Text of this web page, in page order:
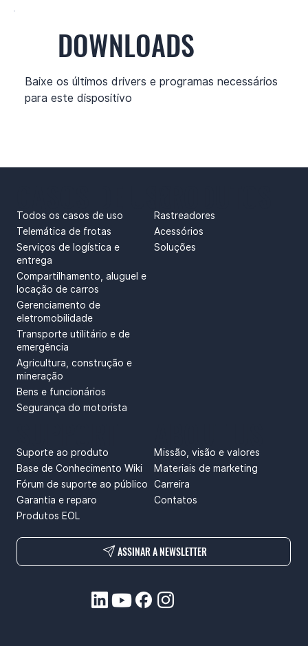
DOWNLOADS
Baixe os últimos drivers e programas necessários
para este dispositivo
Todos os casos de uso
Telemática de frotas
Serviços de logística e
entrega
Compartilhamento, aluguel e
locação de carros
Gerenciamento de
eletromobilidade
Transporte utilitário e de
emergência
Agricultura, construção e
mineração
Bens e funcionários
Segurança do motorista
Rastreadores
Acessórios
Soluções
Missão, visão e valores
Materiais de marketing
Carreira
Contatos
Suporte ao produto
Base de Conhecimento Wiki
Fórum de suporte ao público
Garantia e reparo
Produtos EOL
ASSINAR A NEWSLETTER